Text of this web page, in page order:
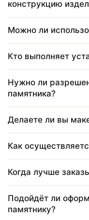
конструкцию
Можно ли
Кто выполняет
Нужно ли
памятника?
Делаете ли вы
Как
Когда лучше
Подойдёт ли
памятнику?